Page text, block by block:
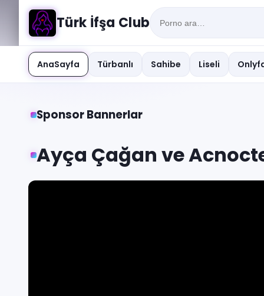
Türk İfşa Club
AnaSayfa Türbanlı Sahibe Liseli
Sponsor Bannerlar
Ayça Çağan ve